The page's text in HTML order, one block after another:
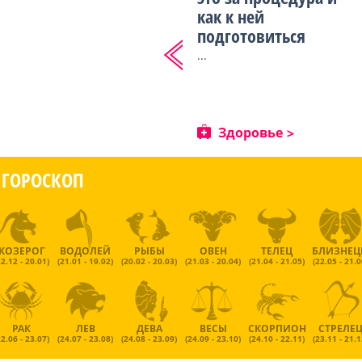
как к ней
подготовиться
...
Здоровье
ГОРОСКОП
- 20.01)
ВОДОЛЕЙ
(21.01 - 19.02)
РЫБЫ
(20.02 - 20.03)
ОВЕН
(21.03 - 20.04)
ТЕЛЕЦ
(21.04 - 21.05) (22.05 -
РАК
- 23.07)
ЛЕВ
(24.07 - 23.08)
ДЕВА
(24.08 - 23.09)
ВЕСЫ
(24.09 - 23.10)
СКОРПИОН
(24.10 - 22.11)
СТРЕЛЕЦ
(23.11 -